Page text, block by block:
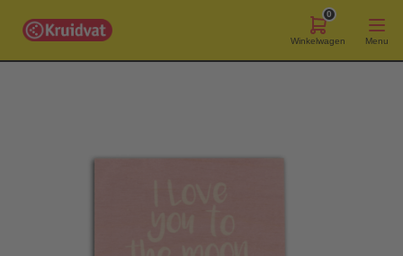
0
Winkelwagen Menu